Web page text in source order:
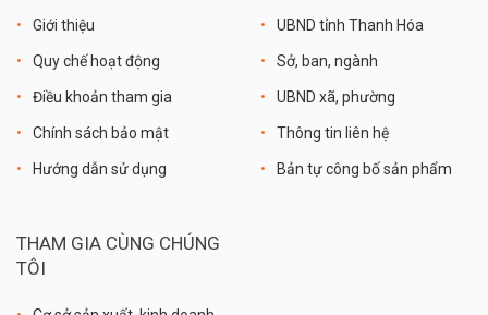
Giới thiệu
Quy chế hoạt động
Điều khoản tham gia
Chính sách bảo mật
Hướng dẫn sử dụng
UBND tỉnh Thanh Hóa
Sở, ban, ngành
UBND xã, phường
Thông tin liên hệ
Bản tự công bố sản phẩm
THAM GIA CÙNG CHÚNG
TÔI